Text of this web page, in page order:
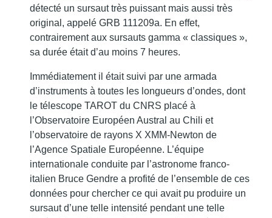
détecté un sursaut très puissant mais aussi très
original, appelé GRB 111209a. En effet,
contrairement aux sursauts gamma « classiques »,
sa durée était d’au moins 7 heures.
Immédiatement il était suivi par une armada
d’instruments à toutes les longueurs d’ondes, dont
le télescope TAROT du CNRS placé à
l’Observatoire Européen Austral au Chili et
l’observatoire de rayons X XMM-Newton de
l’Agence Spatiale Européenne. L’équipe
internationale conduite par l’astronome franco-
italien Bruce Gendre a profité de l’ensemble de ces
données pour chercher ce qui avait pu produire un
sursaut d’une telle intensité pendant une telle